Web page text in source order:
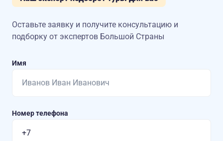
Оставьте заявку и получите консультацию и
подборку от экспертов Большой Страны
Имя
Номер телефона